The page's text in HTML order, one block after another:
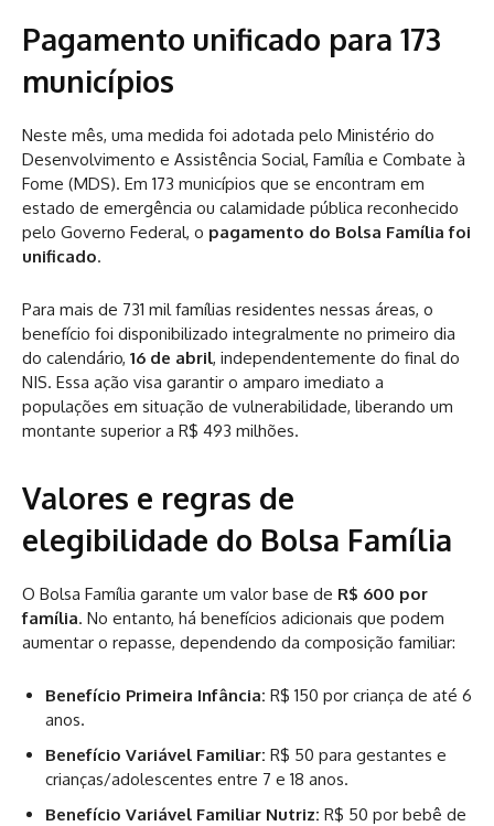
Pagamento unificado para 173
municípios
Neste mês, uma medida foi adotada pelo Ministério do
Desenvolvimento e Assistência Social, Família e Combate à
Fome (MDS). Em 173 municípios que se encontram em
estado de emergência ou calamidade pública reconhecido
pelo Governo Federal, o pagamento do Bolsa Família foi
unificado.
Para mais de 731 mil famílias residentes nessas áreas, o
benefício foi disponibilizado integralmente no primeiro dia
do calendário, 16 de abril, independentemente do final do
NIS. Essa ação visa garantir o amparo imediato a
populações em situação de vulnerabilidade, liberando um
montante superior a R$ 493 milhões.
Valores e regras de
elegibilidade do Bolsa Família
O Bolsa Família garante um valor base de R$ 600 por
família. No entanto, há benefícios adicionais que podem
aumentar o repasse, dependendo da composição familiar:
Benefício Primeira Infância: R$ 150 por criança de até 6
anos.
Benefício Variável Familiar: R$ 50 para gestantes e
crianças/adolescentes entre 7 e 18 anos.
Benefício Variável Familiar Nutriz: R$ 50 por bebê de